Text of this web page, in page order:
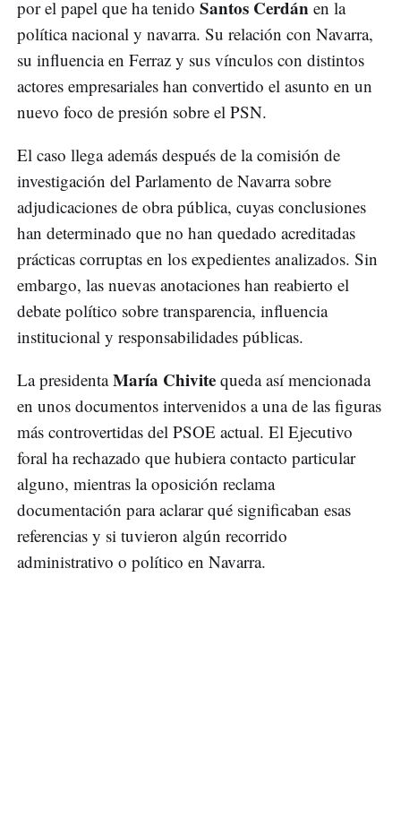
por el papel que ha tenido Santos Cerdán en la
política nacional y navarra. Su relación con Navarra,
su influencia en Ferraz y sus vínculos con distintos
actores empresariales han convertido el asunto en un
nuevo foco de presión sobre el PSN.
El caso llega además después de la comisión de
investigación del Parlamento de Navarra sobre
adjudicaciones de obra pública, cuyas conclusiones
han determinado que no han quedado acreditadas
prácticas corruptas en los expedientes analizados. Sin
embargo, las nuevas anotaciones han reabierto el
debate político sobre transparencia, influencia
institucional y responsabilidades públicas.
La presidentaMaría Chivite queda así mencionada
en unos documentos intervenidos a una de las figuras
más controvertidas del PSOE actual. El Ejecutivo
foral ha rechazado que hubiera contacto particular
alguno, mientras la oposición reclama
documentación para aclarar qué significaban esas
referencias y si tuvieron algún recorrido
administrativo o político en Navarra.